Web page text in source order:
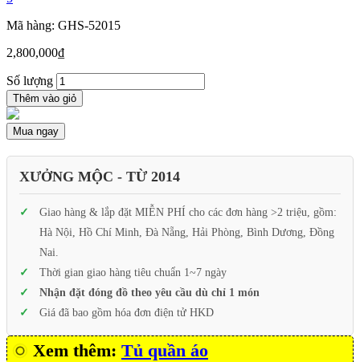
Mã hàng: GHS-52015
2,800,000₫
Số lượng
Thêm vào giỏ
Mua ngay
XƯỞNG MỘC - TỪ 2014
Giao hàng & lắp đặt MIỄN PHÍ cho các đơn hàng >2 triệu, gồm:
Hà Nội, Hồ Chí Minh, Đà Nẵng, Hải Phòng, Bình Dương, Đồng
Nai.
Thời gian giao hàng tiêu chuẩn 1~7 ngày
Nhận đặt đóng đồ theo yêu cầu dù chỉ 1 món
Giá đã bao gồm hóa đơn điện tử HKD
Xem thêm: Tủ quần áo